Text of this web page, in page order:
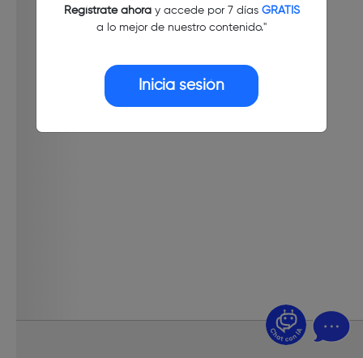
Regístrate ahoray accede por 7 días GRATIS
a lo mejor de nuestro contenido."
Inicia sesión